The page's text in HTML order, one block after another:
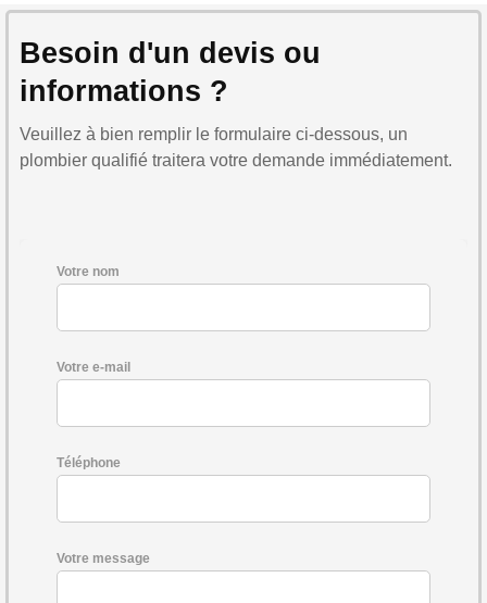
Besoin d'un devis ou
informations ?
Veuillez à bien remplir le formulaire ci-dessous, un
plombier qualifié traitera votre demande immédiatement.
Votre nom
Votre e-mail
Téléphone
Votre message